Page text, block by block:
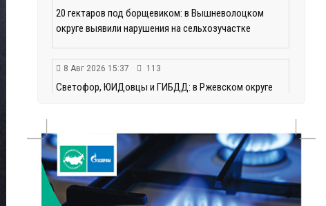
20 гектаров под борщевиком: в Вышневолоцком
округе выявили нарушения на сельхозучастке
8 Авг 2026 15:37 113
Светофор, ЮИДовцы и ГИБДД: в Ржевском округе
147
Педагог детского сада Святой Анны
Кашинской — лауреат всероссийского конкурса